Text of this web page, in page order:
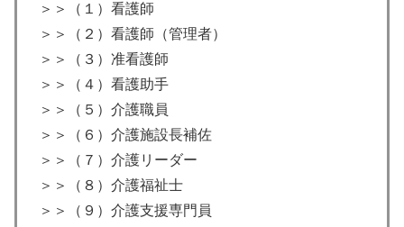
＞＞（１）看護師
＞＞（２）看護師（管理者）
＞＞（３）准看護師
＞＞（４）看護助手
＞＞（５）介護職員
＞＞（６）介護施設長補佐
＞＞（７）介護リーダー
＞＞（８）介護福祉士
＞＞（９）介護支援専門員